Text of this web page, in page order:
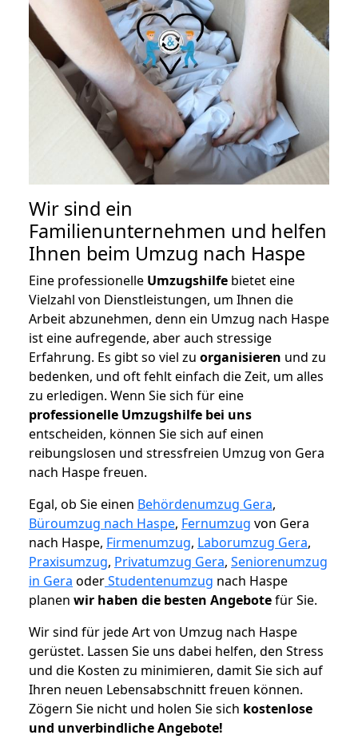
Wir sind ein
Familienunternehmen und helfen
Ihnen beim Umzug nach Haspe
Eine professionelle Umzugshilfe bietet eine
Vielzahl von Dienstleistungen, um Ihnen die
Arbeit abzunehmen, denn ein Umzug nach Haspe
ist eine aufregende, aber auch stressige
Erfahrung. Es gibt so viel zu organisieren und zu
bedenken, und oft fehlt einfach die Zeit, um alles
zu erledigen. Wenn Sie sich für eine
professionelle Umzugshilfe bei uns
entscheiden, können Sie sich auf einen
reibungslosen und stressfreien Umzug von Gera
nach Haspe freuen.
Egal, ob Sie einen Behördenumzug Gera,
Büroumzug nach Haspe, Fernumzug von Gera
nach Haspe, Firmenumzug, Laborumzug Gera,
Praxisumzug, Privatumzug Gera, Seniorenumzug
in Gera oderStudentenumzug nach Haspe
planen wir haben die besten Angebotefür Sie.
Wir sind für jede Art von Umzug nach Haspe
gerüstet. Lassen Sie uns dabei helfen, den Stress
und die Kosten zu minimieren, damit Sie sich auf
Ihren neuen Lebensabschnitt freuen können.
Zögern Sie nicht und holen Sie sich kostenlose
und unverbindliche Angebote!